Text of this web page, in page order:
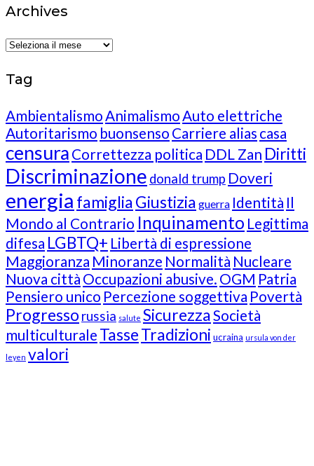
Archives
Archives
Tag
Ambientalismo Animalismo Auto elettriche
Autoritarismo buonsenso Carriere alias casa
censura Correttezza politica DDL Zan Diritti
Discriminazione donald trump Doveri
energia famigliaGiustizia guerra Identità Il
Mondo al Contrario Inquinamento Legittima
difesa LGBTQ+ Libertà di espressione
Maggioranza Minoranze Normalità Nucleare
Nuova città Occupazioni abusive. OGM Patria
Pensiero unico Percezione soggettiva Povertà
Progresso russia salute SicurezzaSocietà
multiculturale TasseTradizioni ucraina ursula von der
leyen valori